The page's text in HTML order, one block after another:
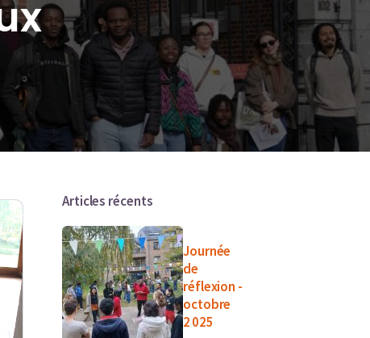
Articles récents
Journée
de
réflexion -
octobre
2 025